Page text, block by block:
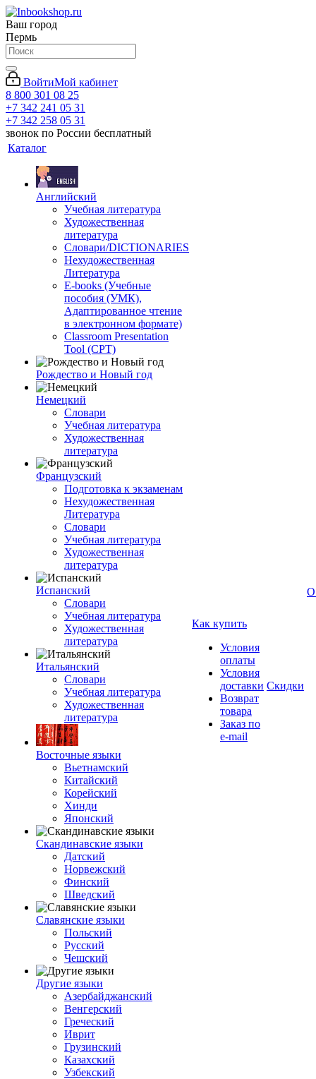
Ваш город
Пермь
ВойтиМой кабинет
8 800 301 08 25
+7 342 241 05 31
+7 342 258 05 31
звонок по России бесплатный
Каталог
Английский
Учебная литература
Художественная
литература
Словари/DICTIONARIES
Нехудожественная
Литература
E-books (Учебные
пособия (УМК),
Адаптированное чтение
в электронном формате)
Classroom Presentation
Tool (CPT)
Рождество и Новый год
Немецкий
Словари
Учебная литература
Художественная
литература
Французский
Подготовка к экзаменам
Нехудожественная
Литература
Словари
Учебная литература
Художественная
литература
Испанский
Словари
Учебная литература
Художественная
литература
Итальянский
Словари
Учебная литература
Художественная
литература
Восточные языки
Вьетнамский
Китайский
Корейский
Хинди
Японский
Скандинавские языки
Датский
Норвежский
Финский
Шведский
Славянские языки
Польский
Русский
Чешский
Другие языки
Азербайджанский
Венгерский
Греческий
Иврит
Грузинский
Казахский
Узбекский
Как купить
Условия
оплаты
Условия
доставки
Возврат
товара
Заказ по
e-mail
Скидки
О